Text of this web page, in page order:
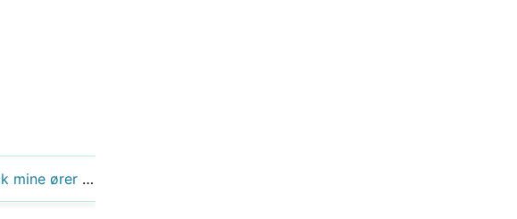
Hvordan kan jeg Unblock mine ører Etter Flying